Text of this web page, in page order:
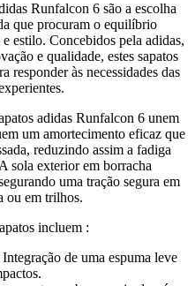
Runfalcon 6 são a escolha
que procuram o equilíbrio
estilo. Concebidos pela adidas,
e qualidade, estes sapatos
responder às necessidades das
adidas Runfalcon 6 unem
um amortecimento eficaz que
reduzindo assim a fadiga
sola exterior em borracha
uma tração segura em
ou em trilhos.
incluem :
Integração de uma espuma leve